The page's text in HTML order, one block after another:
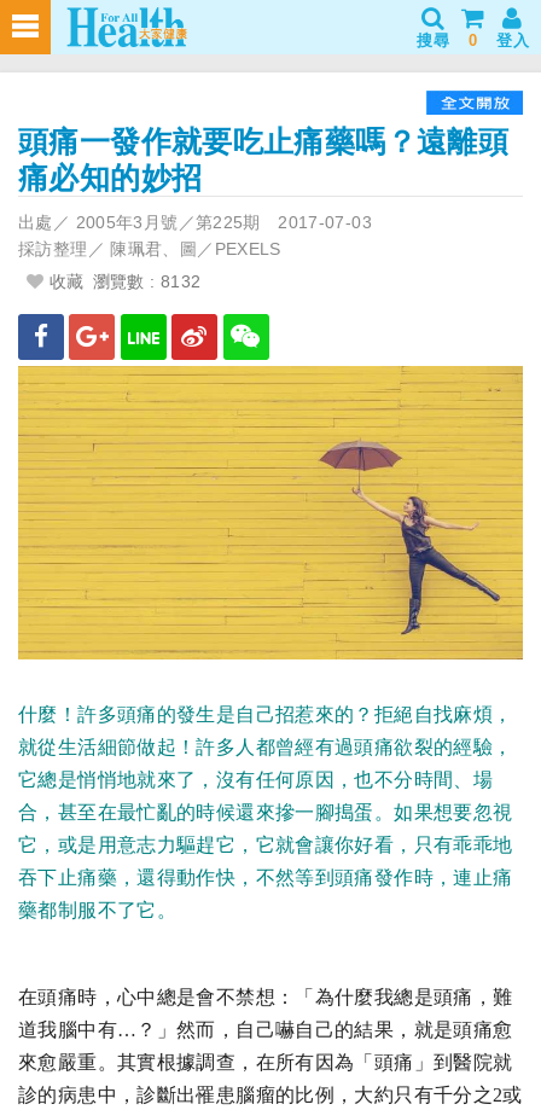
搜尋 0 登入
頭痛一發作就要吃止痛藥嗎？遠離頭
痛必知的妙招
出處／ 2005年3月號／第225期 2017-07-03
採訪整理／ 陳珮君、圖／PEXELS
收藏 瀏覽數 : 8132
什麼！許多頭痛的發生是自己招惹來的？拒絕自找麻煩，
就從生活細節做起！許多人都曾經有過頭痛欲裂的經驗，
它總是悄悄地就來了，沒有任何原因，也不分時間、場
合，甚至在最忙亂的時候還來摻一腳搗蛋。如果想要忽視
它，或是用意志力驅趕它，它就會讓你好看，只有乖乖地
吞下止痛藥，還得動作快，不然等到頭痛發作時，連止痛
藥都制服不了它。
在頭痛時，心中總是會不禁想：「為什麼我總是頭痛，難
道我腦中有…？」然而，自己嚇自己的結果，就是頭痛愈
來愈嚴重。其實根據調查，在所有因為「頭痛」到醫院就
診的病患中，診斷出罹患腦瘤的比例，大約只有千分之2或